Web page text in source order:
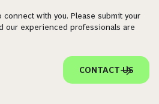
with you. Please submit your
our experienced professionals are
CONTACT US